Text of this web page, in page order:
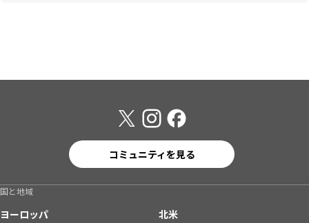
コミュニティを見る
国と地域
ヨーロッパ
北米